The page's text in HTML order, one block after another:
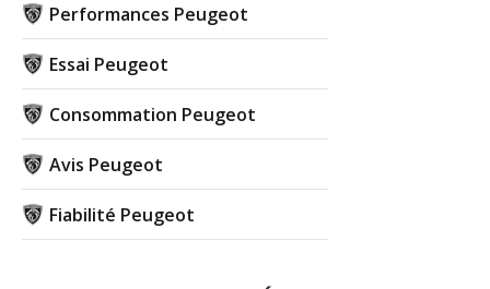
Performances Peugeot
Essai Peugeot
Consommation Peugeot
Avis Peugeot
Fiabilité Peugeot